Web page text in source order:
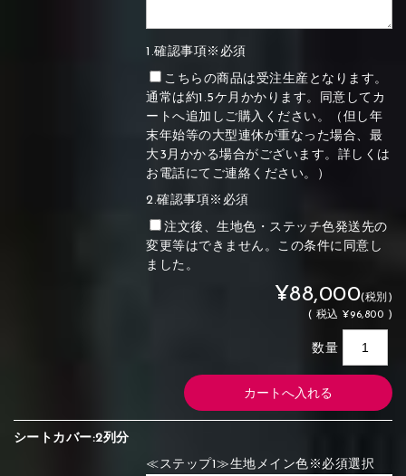
1.確認事項※必須
こちらの商品は受注生産となります。
通常は約1.5ケ月かかります。同意してカ
ートへ追加しご購入ください。（但し年
末年始等の大型連休が重なった場合、最
大3月かかる場合がございます。詳しくは
お電話にてご連絡ください。）
2.確認事項※必須
注文後、生地色・ステッチ色発送先の
変更等はできません。この条件に同意し
ました。
¥88,000(税別)
( 税込 ¥96,800 )
数量
シートカバー:2列分
≪ステップ1≫生地メイン色※必須選択